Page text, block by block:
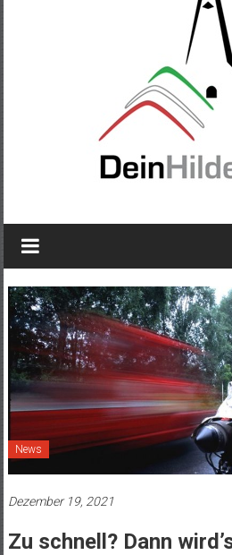
News
Dezember 19, 2021
Zu schnell? Dann